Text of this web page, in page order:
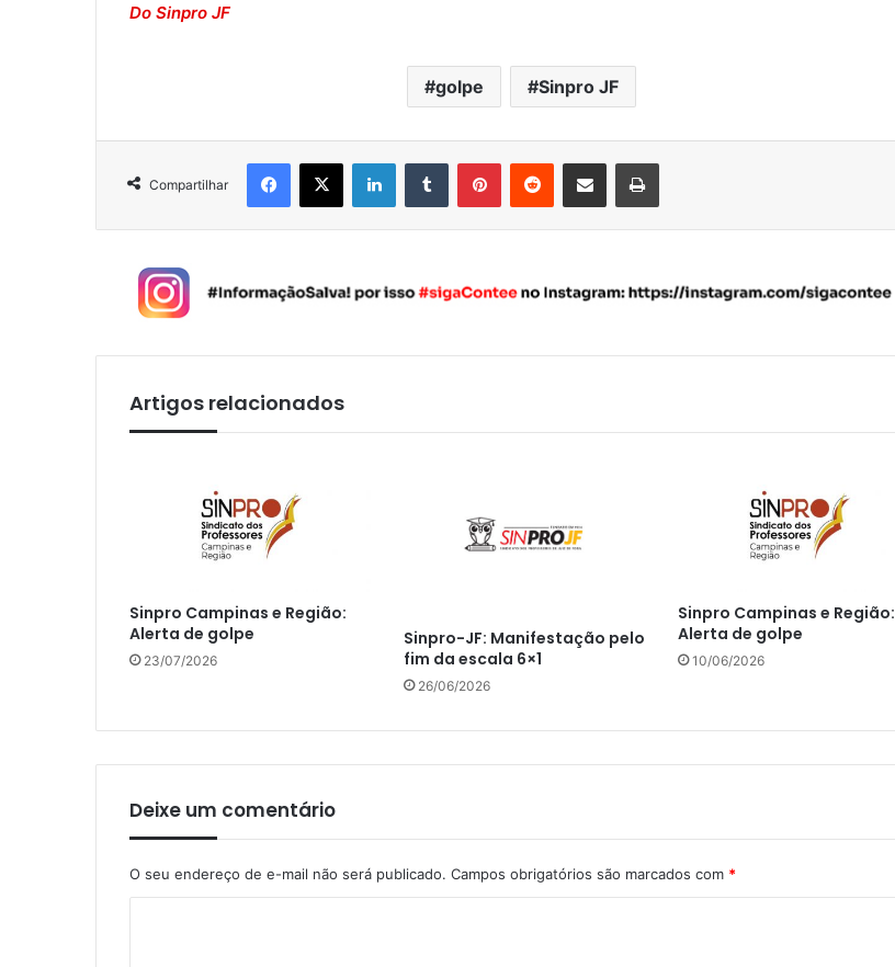
Do Sinpro JF
golpe Sinpro JF
Compartilhar
Artigos relacionados
Sinpro Campinas e Região:
Alerta de golpe
23/07/2026
Sinpro-JF: Manifestação pelo
fim da escala 6×1
26/06/2026
Sinpro Campinas e Região:
Alerta de golpe
10/06/2026
Deixe um comentário
O seu endereço de e-mail não será publicado. Campos obrigatórios são marcados com *